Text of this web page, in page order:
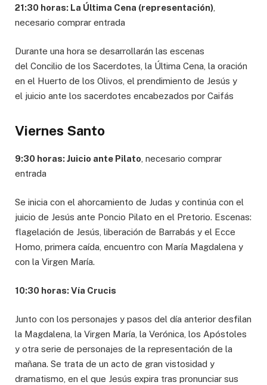
21:30 horas: La Última Cena (representación)
necesario comprar entrada
Durante una hora se desarrollarán las escenas
del Concilio de los Sacerdotes, la Última Cena, la oración
en el Huerto de los Olivos, el prendimiento de Jesús y
el juicio ante los sacerdotes encabezados por Caifás
Viernes Santo
9:30 horas: Juicio ante Pilato , necesario comprar
entrada
Se inicia con el ahorcamiento de Judas y continúa con el
juicio de Jesús ante Poncio Pilato en el Pretorio. Escenas:
flagelación de Jesús, liberación de Barrabás y el Ecce
Homo, primera caída, encuentro con María Magdalena y
con la Virgen María.
10:30 horas: Vía Crucis
Junto con los personajes y pasos del día anterior desfilan
la Magdalena, la Virgen María, la Verónica, los Apóstoles
y otra serie de personajes de la representación de la
mañana. Se trata de un acto de gran vistosidad y
dramatismo, en el que Jesús expira tras pronunciar sus